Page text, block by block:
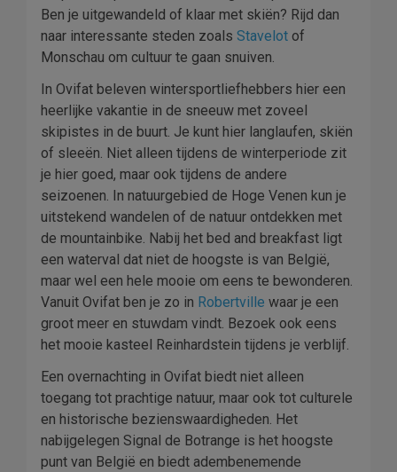
Ben je uitgewandeld of klaar met skiën? Rijd dan
naar interessante steden zoals Stavelot of
Monschau om cultuur te gaan snuiven.
In Ovifat beleven wintersportliefhebbers hier een
heerlijke vakantie in de sneeuw met zoveel
skipistes in de buurt. Je kunt hier langlaufen, skiën
of sleeën. Niet alleen tijdens de winterperiode zit
je hier goed, maar ook tijdens de andere
seizoenen. In natuurgebied de Hoge Venen kun je
uitstekend wandelen of de natuur ontdekken met
de mountainbike. Nabij het bed and breakfast ligt
een waterval dat niet de hoogste is van België,
maar wel een hele mooie om eens te bewonderen.
Vanuit Ovifat ben je zo in Robertville waar je een
groot meer en stuwdam vindt. Bezoek ook eens
het mooie kasteel Reinhardstein tijdens je verblijf.
Een overnachting in Ovifat biedt niet alleen
toegang tot prachtige natuur, maar ook tot culturele
en historische bezienswaardigheden. Het
nabijgelegen Signal de Botrange is het hoogste
punt van België en biedt adembenemende